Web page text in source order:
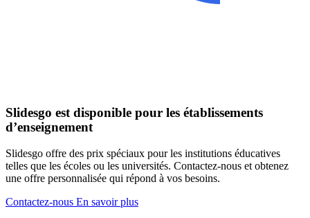
Slidesgo est disponible pour les établissements
d’enseignement
Slidesgo offre des prix spéciaux pour les institutions éducatives
telles que les écoles ou les universités. Contactez-nous et obtenez
une offre personnalisée qui répond à vos besoins.
Contactez-nous En savoir plus